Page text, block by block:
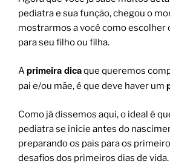
pediatra e sua função, chegou o
mostrarmos a você como escolher
para seu filho ou filha.
Aprimeira dicaque queremos
pai e/ou mãe, é que deve haver um
Como já dissemos aqui, o ideal é
pediatra se inicie antes do
preparando os pais para os
desafios dos primeiros dias de vida.